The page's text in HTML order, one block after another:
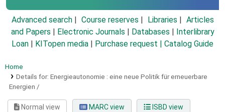
Advanced search Course reserves Libraries
Articles
and Papers
Electronic Journals Databases
Interlibrary
Loan
KITopen media Purchase request | Catalog Guide
Home
Details for: Energieautonomie : eine neue Politik für erneuerbare
Energien /
Normal view MARC view ISBD view